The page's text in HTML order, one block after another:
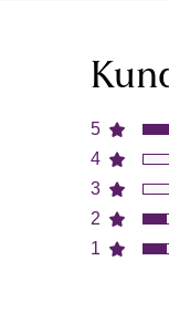
5
4
3
2
1